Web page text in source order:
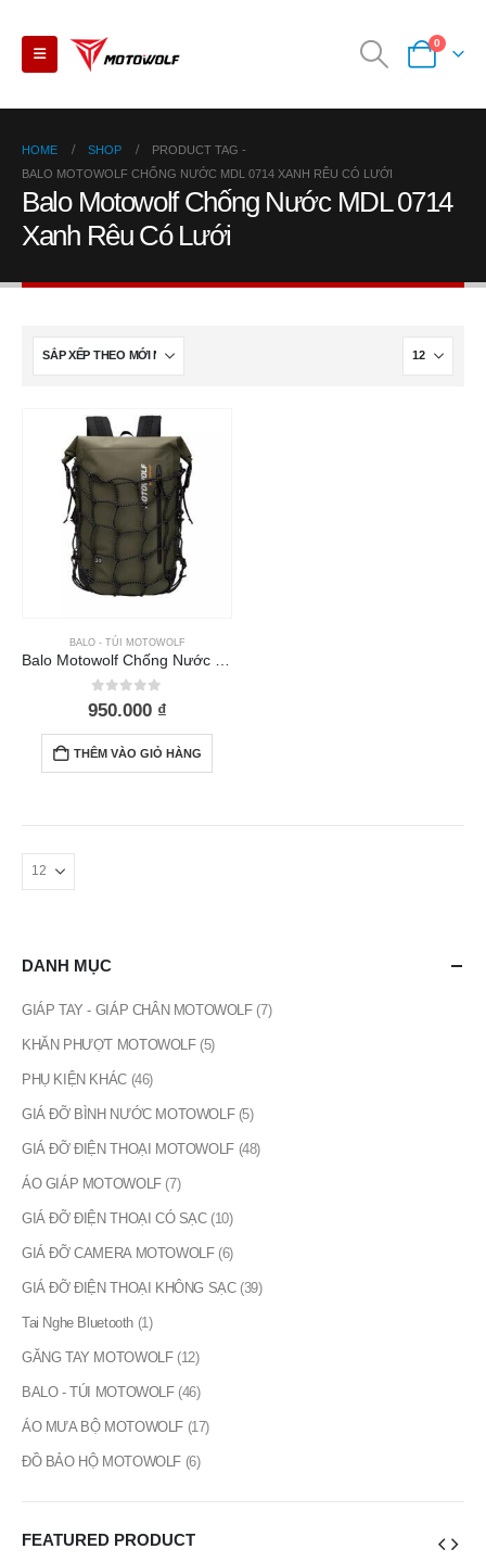
0
HOME SHOP
PRODUCT TAG -
BALO MOTOWOLF CHỐNG NƯỚC MDL 0714 XANH RÊU CÓ LƯỚI
Balo Motowolf Chống Nước MDL 0714
Xanh Rêu Có Lưới
BALO - TÚI MOTOWOLF
0out of 5
950.000 ₫
THÊM VÀO GIỎ HÀNG
DANH MỤC
GIÁP TAY - GIÁP CHÂN MOTOWOLF (7)
KHĂN PHƯỢT MOTOWOLF (5)
PHỤ KIỆN KHÁC (46)
GIÁ ĐỠ BÌNH NƯỚC MOTOWOLF (5)
GIÁ ĐỠ ĐIỆN THOẠI MOTOWOLF (48)
ÁO GIÁP MOTOWOLF (7)
GIÁ ĐỠ ĐIỆN THOẠI CÓ SẠC (10)
GIÁ ĐỠ CAMERA MOTOWOLF (6)
GIÁ ĐỠ ĐIỆN THOẠI KHÔNG SẠC (39)
Tai Nghe Bluetooth (1)
GĂNG TAY MOTOWOLF (12)
BALO - TÚI MOTOWOLF (46)
ÁO MƯA BỘ MOTOWOLF (17)
ĐỒ BẢO HỘ MOTOWOLF (6)
FEATURED PRODUCT